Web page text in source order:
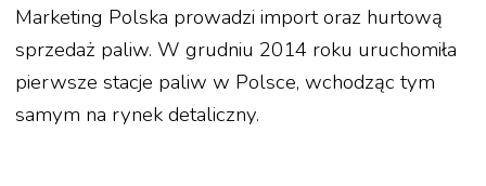
Marketing Polska prowadzi import oraz hurtową
sprzedaż paliw. W grudniu 2014 roku uruchomiła
pierwsze stacje paliw w Polsce, wchodząc tym
samym na rynek detaliczny.